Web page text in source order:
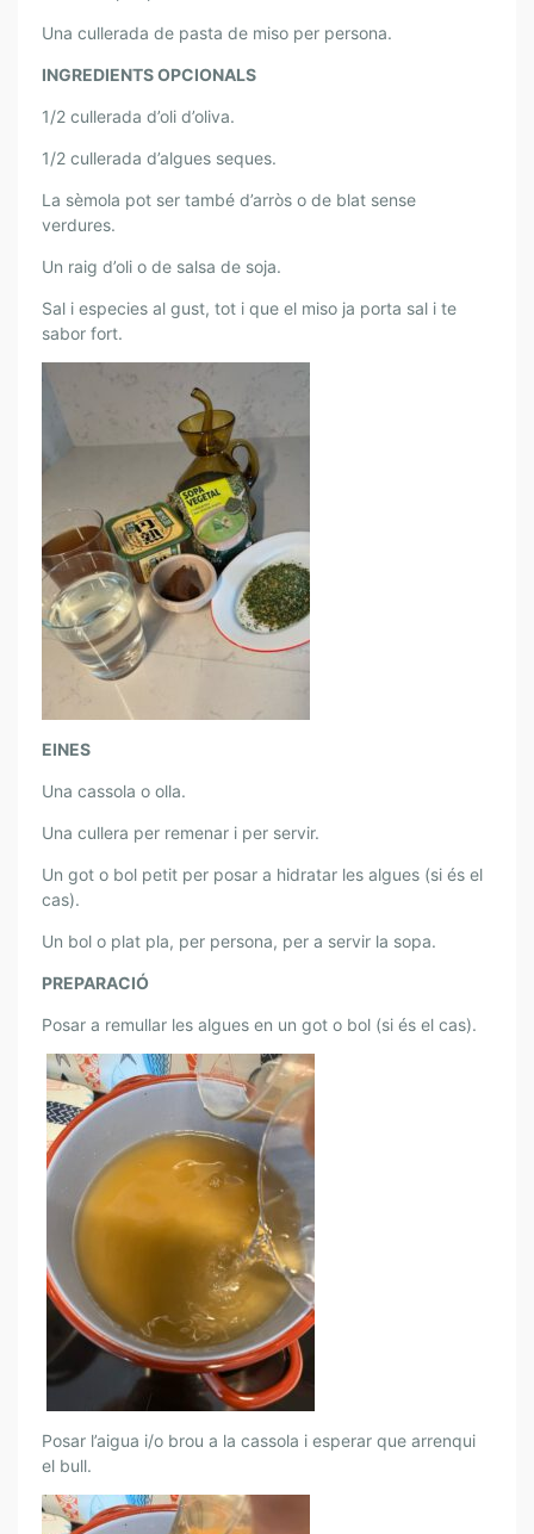
P
E
L
A
U
R
A
E
L
I
M
.
S
O
P
A
P
I
D
D
E
S
M
O
A
I
M
I
S
O
Una cullerada de pasta de miso per persona.
INGREDIENTS OPCIONALS
1/2 cullerada d’oli d’oliva.
1/2 cullerada d’algues seques.
La sèmola pot ser també d’arròs o de blat sense
verdures.
Un raig d’oli o de salsa de soja.
Sal i especies al gust, tot i que el miso ja porta sal i te
sabor fort.
EINES
Una cassola o olla.
Una cullera per remenar i per servir.
Un got o bol petit per posar a hidratar les algues (si és el
cas).
Un bol o plat pla, per persona, per a servir la sopa.
PREPARACIÓ
Posar a remullar les algues en un got o bol (si és el cas).
Posar l’aigua i/o brou a la cassola i esperar que arrenqui
el bull.